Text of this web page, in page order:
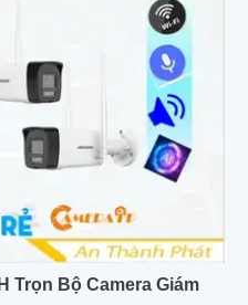
Trọn Bộ Camera Giám